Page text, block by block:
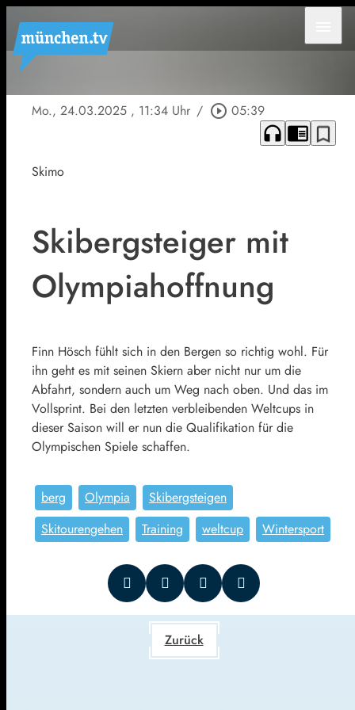
Mo., 24.03.2025 , 11:34 Uhr / play_circle_outline 05:39
headphones chrome_reader_mode bookmark_border
Skimo
Skibergsteiger mit
Olympiahoffnung
Finn Hösch fühlt sich in den Bergen so richtig wohl. Für
ihn geht es mit seinen Skiern aber nicht nur um die
Abfahrt, sondern auch um Weg nach oben. Und das im
Vollsprint. Bei den letzten verbleibenden Weltcups in
dieser Saison will er nun die Qualifikation für die
Olympischen Spiele schaffen.
berg Olympia
Skibergsteigen
Skitourengehen
Training weltcup Wintersport
Zurück